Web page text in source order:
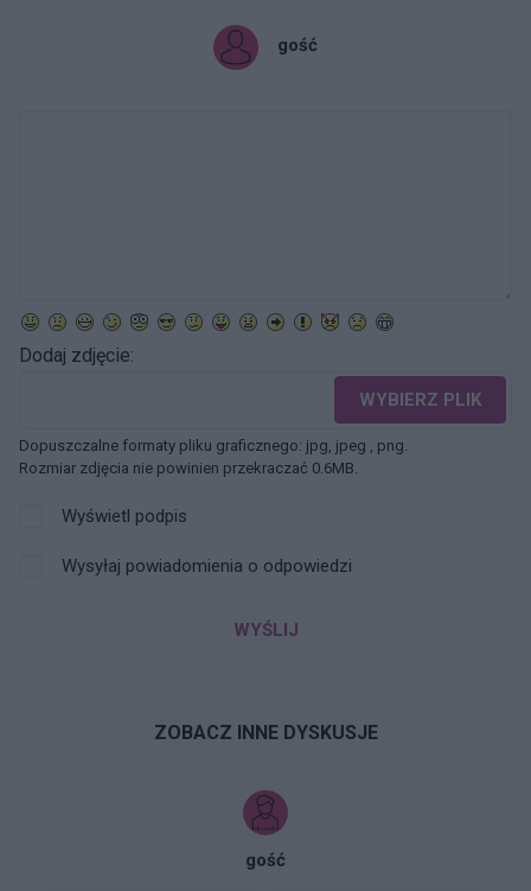
gość
Dodaj zdjęcie:
WYBIERZ PLIK
Dopuszczalne formaty pliku graficznego: jpg, jpeg , png.
Rozmiar zdjęcia nie powinien przekraczać 0.6MB.
Wyświetl podpis
Wysyłaj powiadomienia o odpowiedzi
WYŚLIJ
ZOBACZ INNE DYSKUSJE
gość